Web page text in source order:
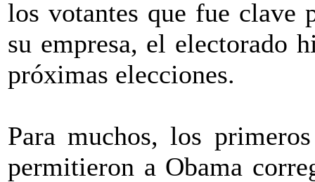
los votantes que fue clave
su empresa, el electorado
próximas elecciones.
Para muchos, los
permitieron a Obama